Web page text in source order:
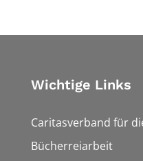
Wichtige Links
Caritasverband für
Bücherreiarbeit